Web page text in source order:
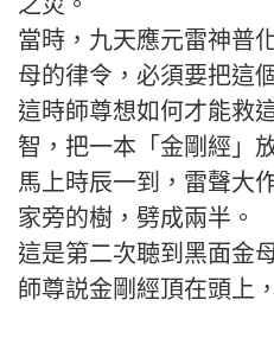
當時，九天應元雷神普
母的律令，必須要把這
這時師尊想如何才能救
智，把一本「金剛經」
馬上時辰一到，雷聲大
家旁的樹，劈成兩半。
這是第二次聴到黑面金
師尊説金剛經頂在頭上